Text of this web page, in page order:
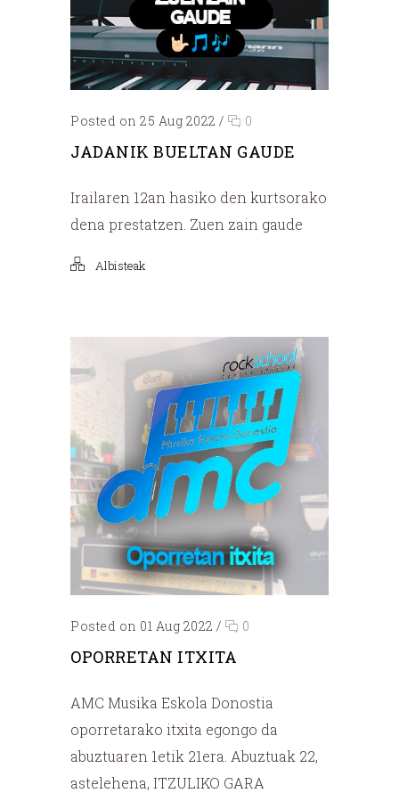
Posted on 25 Aug 2022 / 0
JADANIK BUELTAN GAUDE
Irailaren 12an hasiko den kurtsorako
dena prestatzen. Zuen zain gaude
Albisteak
Posted on 01 Aug 2022 / 0
OPORRETAN ITXITA
AMC Musika Eskola Donostia
oporretarako itxita egongo da
abuztuaren 1etik 21era. Abuztuak 22,
astelehena, ITZULIKO GARA